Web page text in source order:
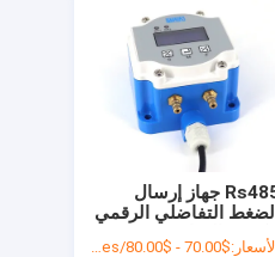
Rs485 جهاز إرسال
الضغط التفاضلي الرقمي
لتكييف الهواء
الأسعار:$70.00 - $80.00/Pieces